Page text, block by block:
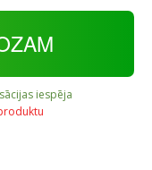
iespēja